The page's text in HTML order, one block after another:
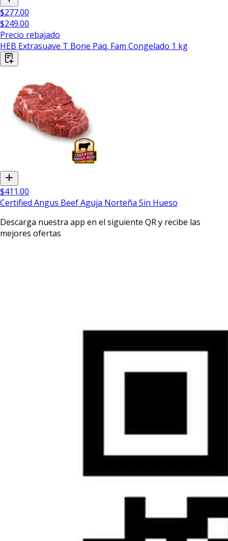
$277.00
$249.00
Precio rebajado
HEB Extrasuave T Bone Paq. Fam Congelado 1 kg
$411.00
Certified Angus Beef Aguja Norteña Sin Hueso
Descarga nuestra app en el siguiente QR y recibe las
mejores ofertas